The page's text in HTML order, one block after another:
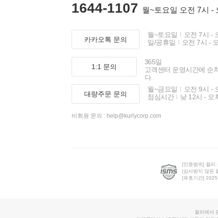
1644-1107 월~토요일 오전 7시 -
카카오톡 문의
월~토요일
오전 7시 -
일/공휴일
오전 7시 -
1:1 문의
365일
고객센터 운영시간에 순
다.
대량주문 문의
월~금요일
오전 9시 -
점심시간
낮 12시 - 오
비회원 문의 : help@kurlycorp.com
[인증범위] 컬리
(심사받지 않은
[유효기간]
컬리에서